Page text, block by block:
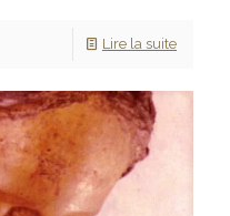
Lire la suite